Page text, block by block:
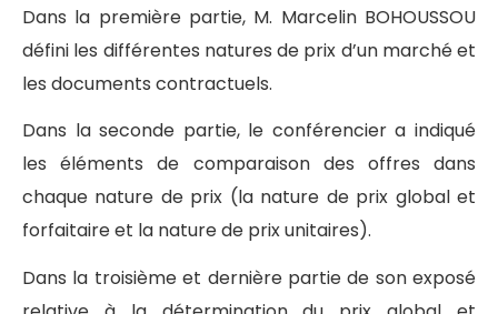
Dans la première partie, M. Marcelin BOHOUSSOU
défini les différentes natures de prix d’un marché et
les documents contractuels.
Dans la seconde partie, le conférencier a indiqué
les éléments de comparaison des offres dans
chaque nature de prix (la nature de prix global et
forfaitaire et la nature de prix unitaires).
Dans la troisième et dernière partie de son exposé